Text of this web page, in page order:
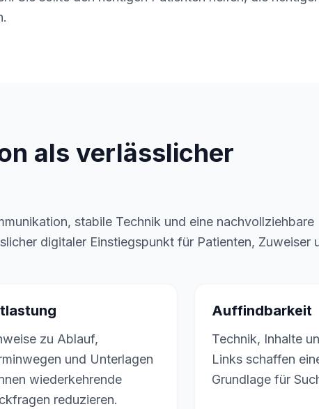
als verlässlicher
stabile Technik und eine nachvollziehbare
digitaler Einstiegspunkt für Patienten, Zuweiser
zu Ablauf,
und Unterlagen
wiederkehrende
reduzieren.
Auffindbarkeit
Technik, Inhalte
Links schaffen
Grundlage für